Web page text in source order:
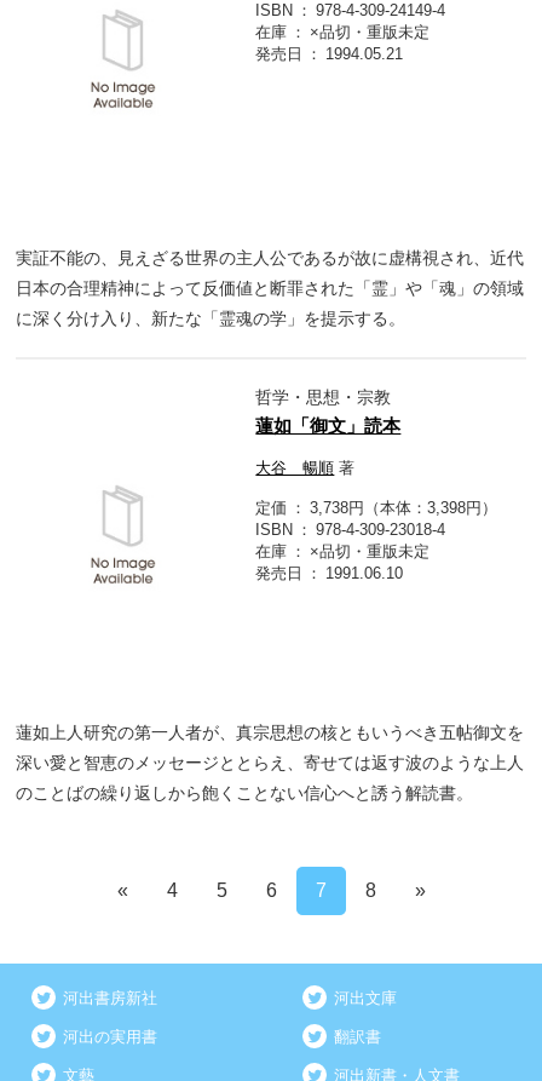
ISBN
978-4-309-24149-4
在庫
×品切・重版未定
発売日
1994.05.21
実証不能の、見えざる世界の主人公であるが故に虚構視され、近代
日本の合理精神によって反価値と断罪された「霊」や「魂」の領域
に深く分け入り、新たな「霊魂の学」を提示する。
哲学・思想・宗教
蓮如「御文」読本
大谷 暢順 著
定価
3,738円（本体：3,398円）
ISBN
978-4-309-23018-4
在庫
×品切・重版未定
発売日
1991.06.10
蓮如上人研究の第一人者が、真宗思想の核ともいうべき五帖御文を
深い愛と智恵のメッセージととらえ、寄せては返す波のような上人
のことばの繰り返しから飽くことない信心へと誘う解読書。
« 4 5 6 7 8 »
河出書房新社 河出文庫
河出の実用書 翻訳書
文藝 河出新書・人文書